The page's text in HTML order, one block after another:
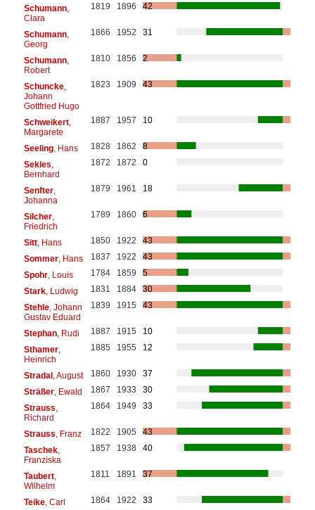
Schumann,
Clara
1819 1896 42
Schumann,
Georg
1866 1952 31
Schumann,
Robert
1810 1856 2
Schuncke,
Johann
Gottfried Hugo
1823 1909 43
Schweikert,
Margarete
1887 1957 10
Seeling, Hans 1828 1862
8
Sekles
Bernhard
1872 1872 0
Senfter,
Johanna
1879 1961 18
Silcher,
Friedrich
1789 1860 6
Sitt, Hans 1850 1922
43
Sommer, Hans 1837 1922
43
Spohr, Louis 1784 1859
5
Stark, Ludwig 1831 1884
30
Stehle, Johann
Gustav Eduard
1839 1915 43
Stephan, Rudi 1887 1915
10
Sthamer,
Heinrich
1885 1955 12
Stradal, August 1860 1930
37
Sträßer, Ewald 1867 1933
30
Strauss
Richard
1864 1949 33
Strauss , Franz 1822 1905
43
Taschek,
Franziska
1857 1938 40
Taubert,
Wilhelm
1811 1891 37
Teike, Carl 1864 1922
33